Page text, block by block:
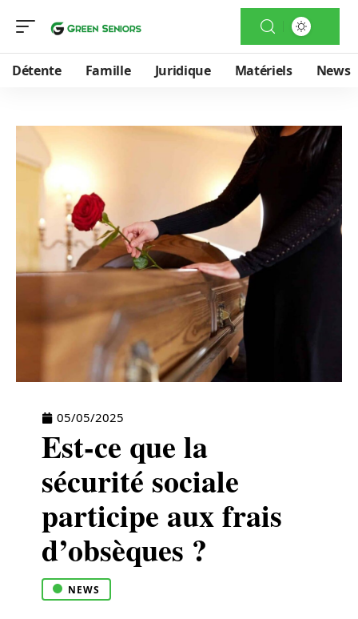
Détente Famille Juridique Matériels News
05/05/2025
Est-ce que la
sécurité sociale
participe aux frais
d’obsèques ?
NEWS